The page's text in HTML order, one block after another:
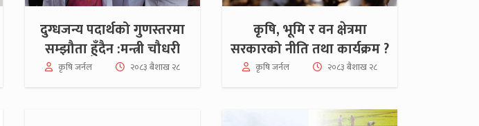
दुग्धजन्य पदार्थको गुणस्तरमा
सम्झौता हुँदैन :मन्त्री चौधरी
कृषि जर्नल २०८३ बैशाख २८
कृषि, भूमि र वन क्षेत्रमा
सरकारको नीति तथा कार्यक्रम ?
कृषि जर्नल २०८३ बैशाख २८